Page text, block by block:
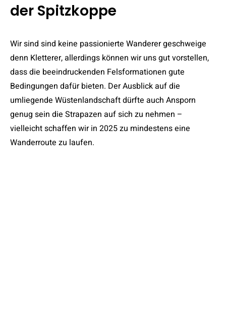
der Spitzkoppe
Wir sind sind keine passionierte Wanderer geschweige
denn Kletterer, allerdings können wir uns gut vorstellen,
dass die beeindruckenden Felsformationen gute
Bedingungen dafür bieten. Der Ausblick auf die
umliegende Wüstenlandschaft dürfte auch Ansporn
genug sein die Strapazen auf sich zu nehmen –
vielleicht schaffen wir in 2025 zu mindestens eine
Wanderroute zu laufen.